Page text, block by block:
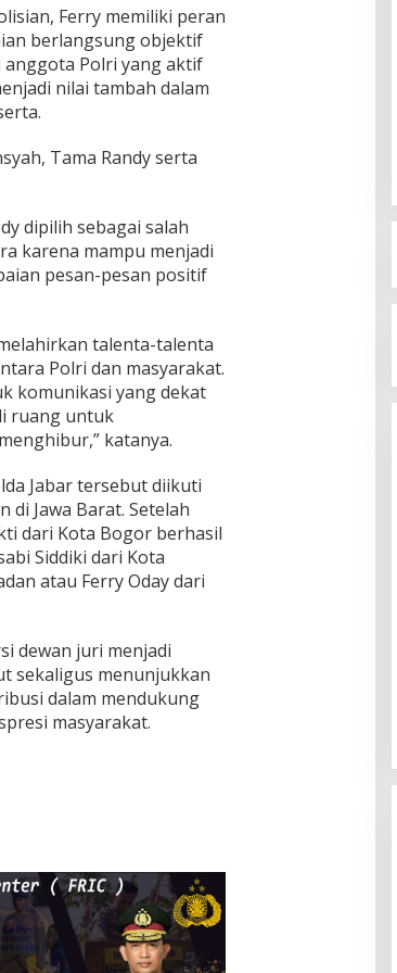
Ferry memiliki peran
berlangsung objektif
anggota Polri yang aktif
nilai tambah dalam
Tama Randy serta
dipilih sebagai salah
karena mampu menjadi
pesan-pesan positif
talenta-talenta
Polri dan masyarakat.
komunikasi yang dekat
ruang untuk
katanya.
Jabar tersebut diikuti
Jawa Barat. Setelah
dari Kota Bogor berhasil
Siddiki dari Kota
atau Ferry Oday dari
dewan juri menjadi
sekaligus menunjukkan
dalam mendukung
masyarakat.